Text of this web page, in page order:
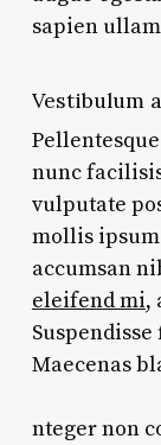
sapien
Vestibulum
nunc
vulputate
mollis
accumsan
eleifend mi,
Maecenas
nteger non